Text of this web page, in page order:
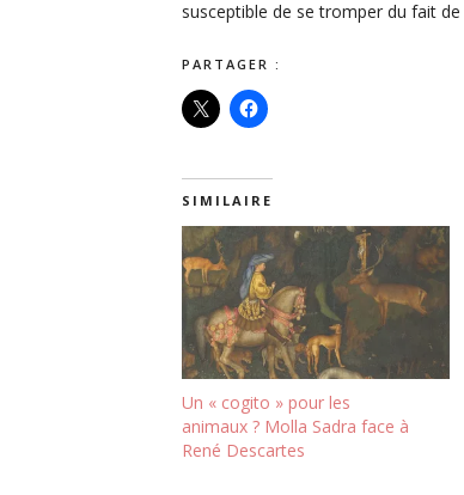
susceptible de se tromper du fait de
PARTAGER :
SIMILAIRE
Un « cogito » pour les
animaux ? Molla Sadra face à
René Descartes